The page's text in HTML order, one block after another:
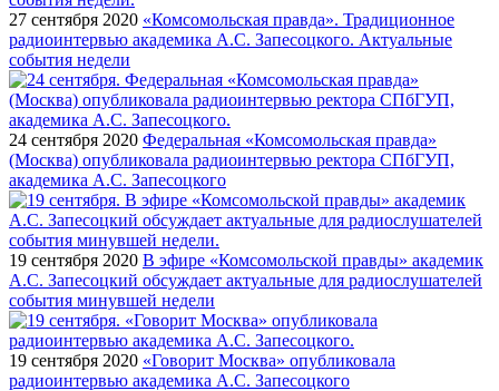
27 сентября 2020 «Комсомольская правда». Традиционное
радиоинтервью академика А.С. Запесоцкого. Актуальные
события недели
24 сентября 2020 Федеральная «Комсомольская правда»
(Москва) опубликовала радиоинтервью ректора СПбГУП,
академика А.С. Запесоцкого
19 сентября 2020 В эфире «Комсомольской правды» академик
А.С. Запесоцкий обсуждает актуальные для радиослушателей
события минувшей недели
19 сентября 2020 «Говорит Москва» опубликовала
радиоинтервью академика А.С. Запесоцкого